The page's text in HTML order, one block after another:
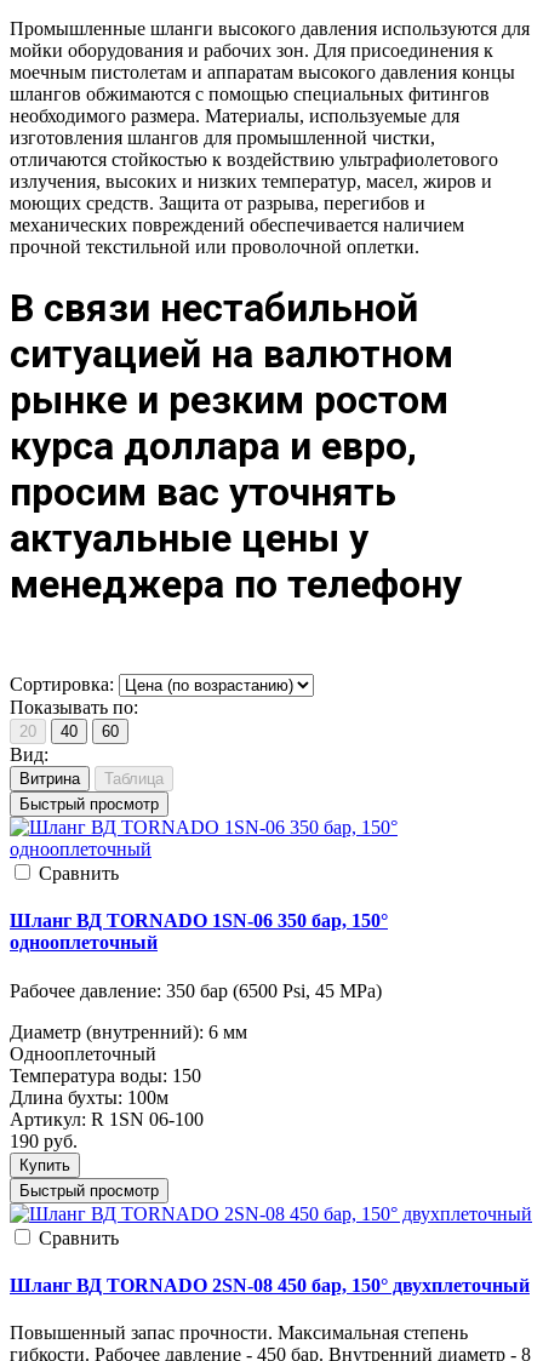
Промышленные шланги высокого давления используются для
мойки оборудования и рабочих зон. Для присоединения к
моечным пистолетам и аппаратам высокого давления концы
шлангов обжимаются с помощью специальных фитингов
необходимого размера. Материалы, используемые для
изготовления шлангов для промышленной чистки,
отличаются стойкостью к воздействию ультрафиолетового
излучения, высоких и низких температур, масел, жиров и
моющих средств. Защита от разрыва, перегибов и
механических повреждений обеспечивается наличием
прочной текстильной или проволочной оплетки.
В связи нестабильной
ситуацией на валютном
рынке и резким ростом
курса доллара и евро,
просим вас уточнять
актуальные цены у
менеджера по телефону
Сортировка:
Показывать по:
20 40 60
Вид:
Витрина
Таблица
Быстрый просмотр
Cравнить
Шланг ВД TORNADO 1SN-06 350 бар, 150°
однооплеточный
Рабочее давление: 350 бар (6500 Psi, 45 MPa)
Диаметр (внутренний): 6 мм
Однооплеточный
Температура воды: 150
Длина бухты: 100м
Артикул: R 1SN 06-100
190 руб.
Купить
Быстрый просмотр
Cравнить
Шланг ВД TORNADO 2SN-08 450 бар, 150° двухплеточный
Повышенный запас прочности. Максимальная степень
гибкости. Рабочее давление - 450 бар. Внутренний диаметр - 8